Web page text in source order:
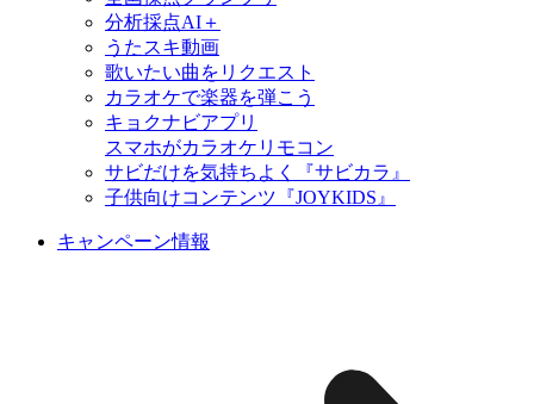
分析採点AI＋
うたスキ動画
歌いたい曲をリクエスト
カラオケで楽器を弾こう
キョクナビアプリ
スマホがカラオケリモコン
サビだけを気持ちよく『サビカラ』
子供向けコンテンツ『JOYKIDS』
キャンペーン情報